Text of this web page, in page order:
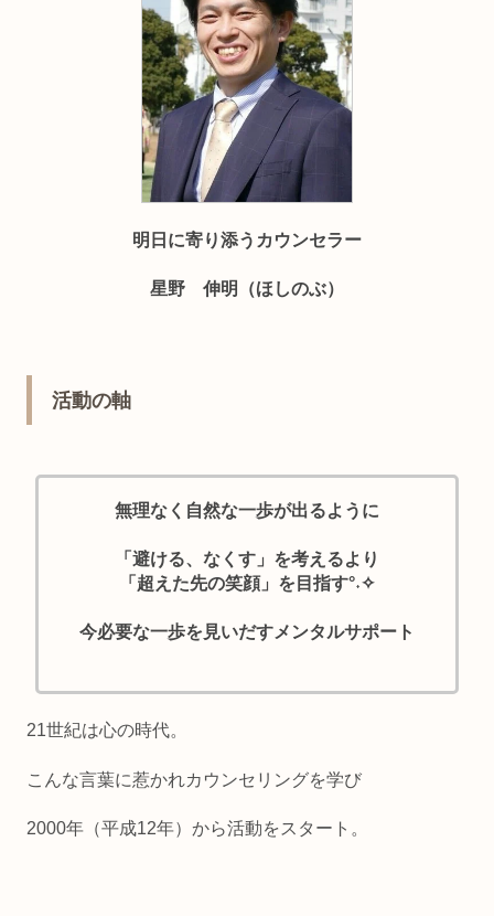
明日に寄り添うカウンセラー
星野 伸明（ほしのぶ）
活動の軸
無理なく自然な一歩が出るように
「避ける、なくす」を考えるより
「超えた先の笑顔」を目指す°˖✧
今必要な一歩を見いだすメンタルサポート
21世紀は心の時代。
こんな言葉に惹かれカウンセリングを学び
2000年（平成12年）から活動をスタート。